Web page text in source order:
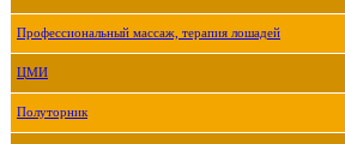
Профессиональный массаж, терапия лошадей
ЦМИ
Полуторник